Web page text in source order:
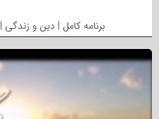
برنامه کامل | دین و زندگی | ۱۴۰۳.۱۲.۱۰ | استاد قدوسی